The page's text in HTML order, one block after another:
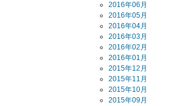
2016年06月
2016年05月
2016年04月
2016年03月
2016年02月
2016年01月
2015年12月
2015年11月
2015年10月
2015年09月